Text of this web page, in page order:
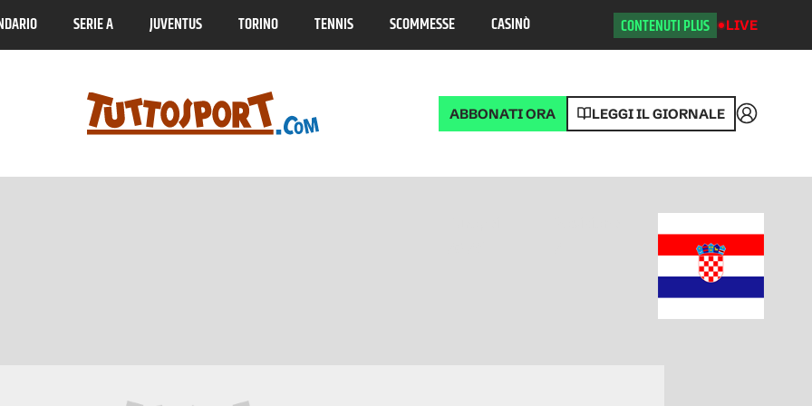
SERIE A JUVENTUS TORINO TENNIS SCOMMESSE CASINÒ CONTENUTI PLUS LIVE
ABBONATI ORA LEGGI IL GIORNALE Accedi